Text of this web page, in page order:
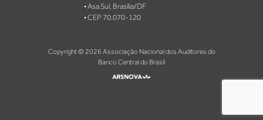
• Asa Sul, Brasília/DF
• CEP 70.070-120
Copyright © 2026 Associação Nacional dos Auditores do
Banco Central do Brasil